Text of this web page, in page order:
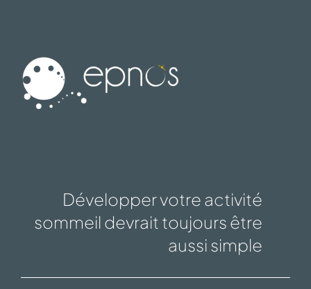
Développer votre activité
sommeil devrait toujours être
aussi simple